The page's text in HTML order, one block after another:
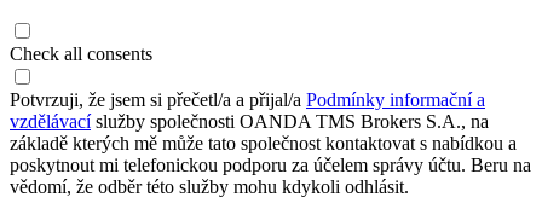
Check all consents
Potvrzuji, že jsem si přečetl/a a přijal/a Podmínky informační a
vzdělávacíslužby společnosti OANDA TMS Brokers S.A., na
základě kterých mě může tato společnost kontaktovat s nabídkou a
poskytnout mi telefonickou podporu za účelem správy účtu. Beru na
vědomí, že odběr této služby mohu kdykoli odhlásit.